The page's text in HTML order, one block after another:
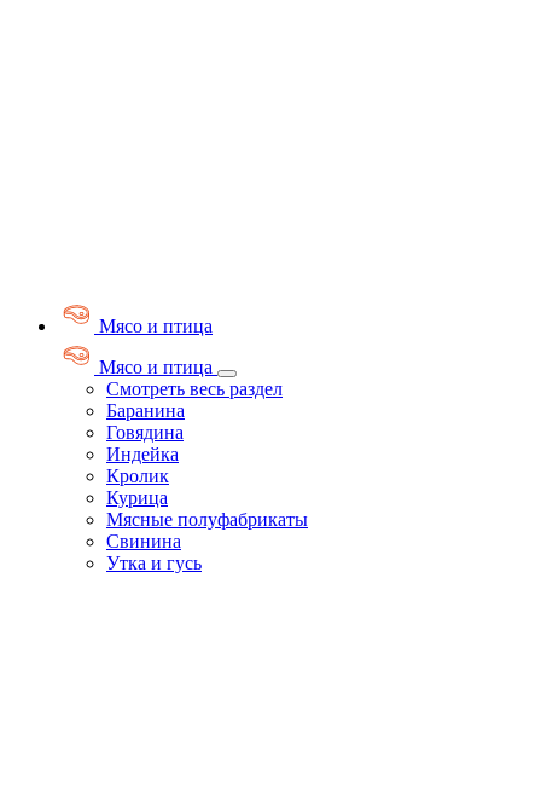
Мясо и птица
Мясо и птица
Смотреть весь раздел
Баранина
Говядина
Индейка
Кролик
Курица
Мясные полуфабрикаты
Свинина
Утка и гусь